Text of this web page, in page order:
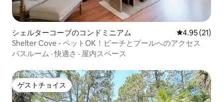
シェルターコーブのコンドミニアム レビュー21
4.95 (21)
Shelter Cove - ペットOK！ビーチとプールへのアクセス
バスルーム ·快適さ · 屋内スペース
ゲストチョイス
ゲストチョイス